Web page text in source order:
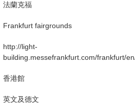
法蘭克福
Frankfurt fairgrounds
http://light-
building.messefrankfurt.com/frankfurt/
香港館
英文及德文